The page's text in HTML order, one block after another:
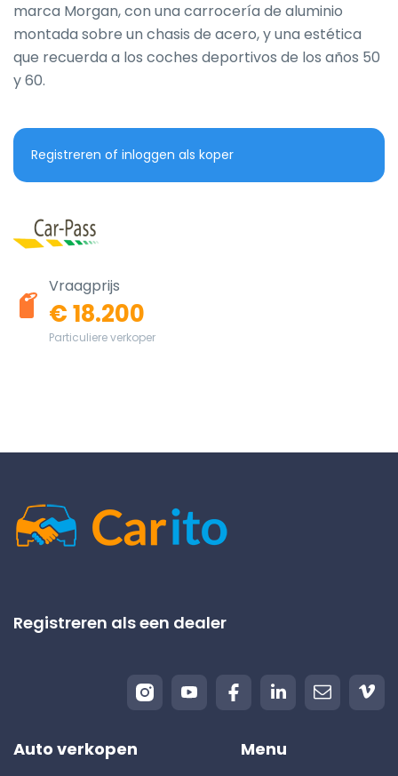
marca Morgan, con una carrocería de aluminio
montada sobre un chasis de acero, y una estética
que recuerda a los coches deportivos de los años 50
y 60.
Registreren of inloggen als koper
Vraagprijs
€ 18.200
Particuliere verkoper
Registreren als een dealer
Auto verkopen Menu